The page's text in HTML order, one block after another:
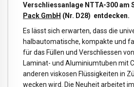
Verschliessanlage NTTA-300am
Pack GmbH (Nr. D28) entdecken.
Es lässt sich erwarten, dass die
halbautomatische, kompakte und
für das Füllen und Verschliessen
Laminat- und Aluminiumtuben mit
anderen viskosen Flüssigkeiten in
wecken wird. Die Neuheit arbeitet im